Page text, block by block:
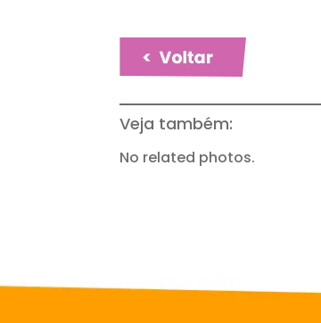
Veja também:
No related photos.